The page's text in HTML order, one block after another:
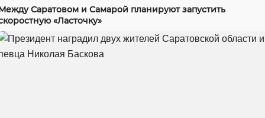
Саратовом и Самарой планируют запустить
«Ласточку»